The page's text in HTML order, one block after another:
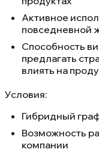
Активное
повседневной
Способность
предлагать
влиять на
Условия:
Гибридный
Возможность
компании